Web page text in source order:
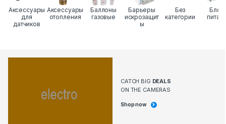
Аксессуары
для
датчиков
Аксессуары
отопления
Баллоны
газовые
Барьеры
искрозащит
ы
Без
категории
CATCH BIG DEALS
ON THE CAMERAS
Shop now